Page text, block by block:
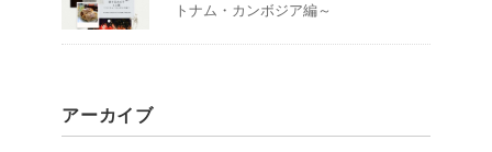
トナム・カンボジア編～
アーカイブ